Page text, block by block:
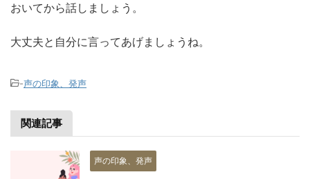
おいてから話しましょう。
大丈夫と自分に言ってあげましょうね。
-声の印象、発声
関連記事
声の印象、発声